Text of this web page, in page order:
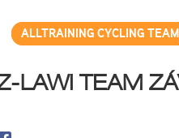
ALLTRAINING CYCLING TEAM
LAWI TEAM